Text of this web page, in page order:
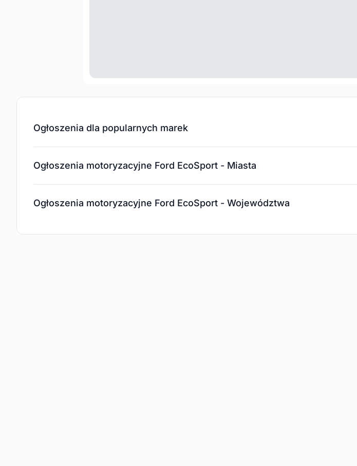
Ogłoszenia dla popularnych marek
Ogłoszenia motoryzacyjne Ford EcoSport - Miasta
Ogłoszenia motoryzacyjne Ford EcoSport - Województwa